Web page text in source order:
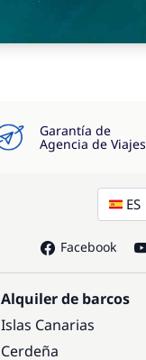
Garantía de
Agencia de Viajes
ES
Facebook
Alquiler de barcos
Islas Canarias
Cerdeña